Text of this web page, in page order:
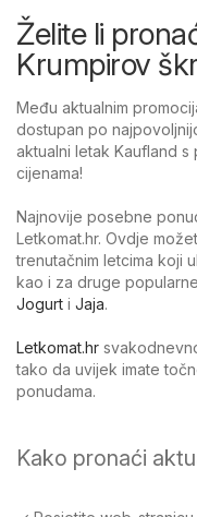
Želite li
Krumpirov
Među aktualnim
dostupan po
aktualni letak Kaufland s
cijenama!
Najnovije posebne
Letkomat.hr. Ovdje
trenutačnim letcima koji
kao i za druge
Jogurt i Jaja.
Letkomat.hr
tako da uvijek imate
ponudama.
Kako pronaći